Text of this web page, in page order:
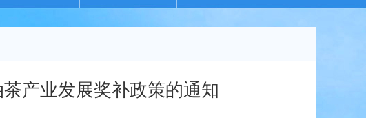
产业发展奖补政策的通知